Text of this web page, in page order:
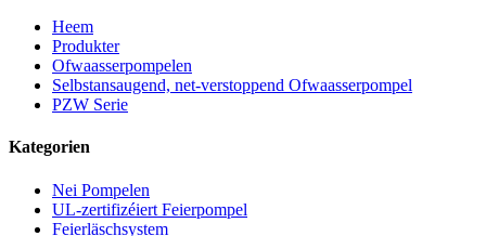
Heem
Produkter
Ofwaasserpompelen
Selbstansaugend, net-verstoppend Ofwaasserpompel
PZW Serie
Kategorien
Nei Pompelen
UL-zertifizéiert Feierpompel
Feierläschsystem